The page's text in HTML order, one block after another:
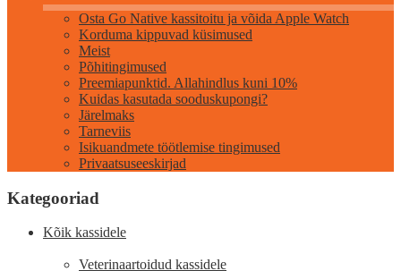
Osta Go Native kassitoitu ja võida Apple Watch
Korduma kippuvad küsimused
Meist
Põhitingimused
Preemiapunktid. Allahindlus kuni 10%
Kuidas kasutada sooduskupongi?
Järelmaks
Tarneviis
Isikuandmete töötlemise tingimused
Privaatsuseeskirjad
Kategooriad
Kõik kassidele
Veterinaartoidud kassidele